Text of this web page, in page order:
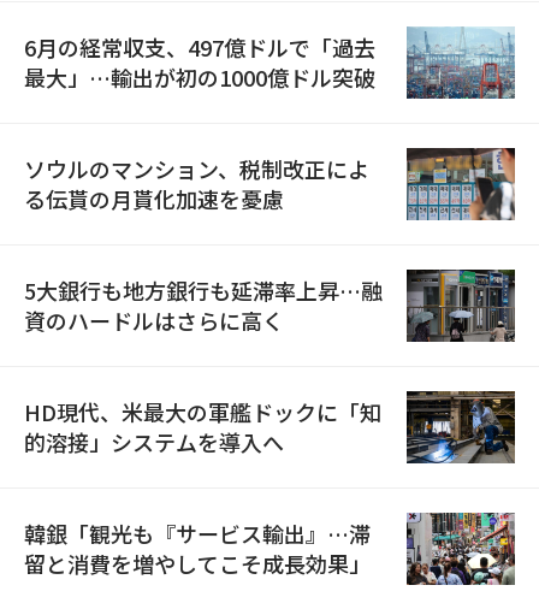
6月の経常収支、497億ドルで「過去
最大」…輸出が初の1000億ドル突破
ソウルのマンション、税制改正によ
る伝貰の月貰化加速を憂慮
5大銀行も地方銀行も延滞率上昇…融
資のハードルはさらに高く
HD現代、米最大の軍艦ドックに「知
的溶接」システムを導入へ
韓銀「観光も『サービス輸出』…滞
留と消費を増やしてこそ成長効果」